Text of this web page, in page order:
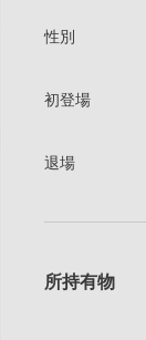
性別
初登場
退場
所持有物